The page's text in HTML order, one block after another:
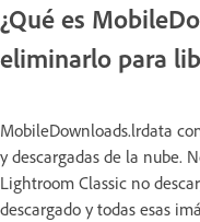
¿Qué es
eliminarlo para
MobileDownloads.lrdata
y descargadas de la nube.
Lightroom Classic no
descargado y todas esas